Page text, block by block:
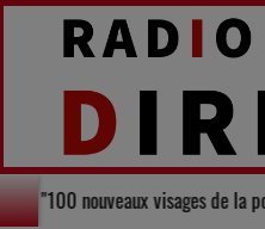
Palmarès des "100 nouveaux